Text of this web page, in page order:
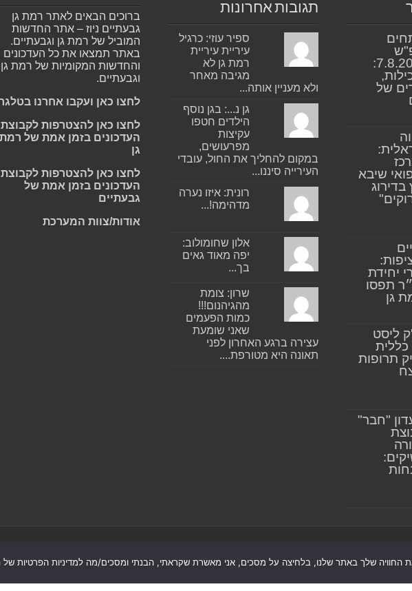
7.8.2026:
של
שיבא
יחידת
תפסו
גן
ליסט
תרופות
"חבר"
תגובות אחרונות
ספיר עוזי: כרגיל
עיריית עיריית
רמת גן לא
מגיבה מאחר
ולא מעניין אותה...
גן נ...: בגן נוסף
הילדים חטפו
עקיצות
מפרעושים,
במקום להחליך את החול, עובדי
העירייה סיננו...
רונית: איזו נערה
מדהימה!...
אלון שחומולוב:
יפה מאוד גאים
בך...
שרון: צומת
מהגיהנום!!!
כמות הפעמים
שאני שומעת
עצירה ברגע האחרון לפני
תאונה היא מטורפת....
ברוכים הבאים לאתר רמת גן
גבעתיים ניוז – אתר החדשות
המוביל של רמת גן וגבעתיים.
באתר תמצאו את כל העדכונים
והחדשות המקומיות של רמת גן
וגבעתיים.
לחצו כאן ועקבו אחרנו
לחצו כאן להצטרפות לקבוצת
העדכונים בזמן אמת של רמת
גן
לחצו כאן להצטרפות לקבוצת
העדכונים בזמן אמת של
גבעתיים
אודות/צוות המערכת
החוויה שלך באתר שלנו, בלחיצה על מסכים, אני מאשרת שקראתי, הבנתי ומסכים/מה למדיניות הפרטיות של